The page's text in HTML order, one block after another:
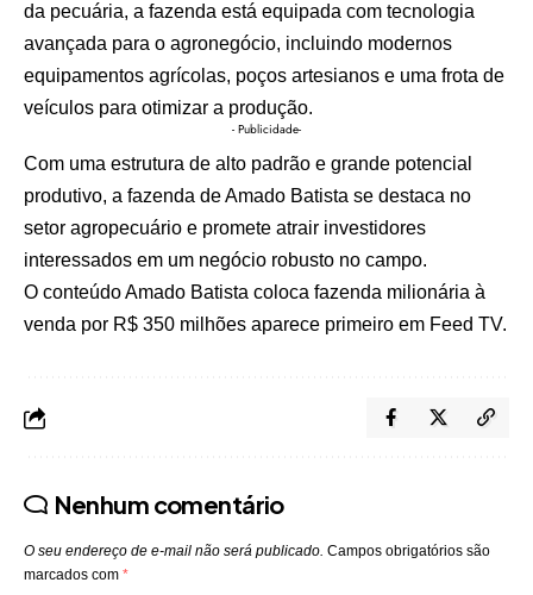
da pecuária, a fazenda está equipada com tecnologia
avançada para o agronegócio, incluindo modernos
equipamentos agrícolas, poços artesianos e uma frota de
veículos para otimizar a produção.
- Publicidade-
Com uma estrutura de alto padrão e grande potencial
produtivo, a fazenda de Amado Batista se destaca no
setor agropecuário e promete atrair investidores
interessados em um negócio robusto no campo.
O conteúdoAmado Batista coloca fazenda milionária à
venda por R$ 350 milhões aparece primeiro em Feed TV.
Nenhum comentário
O seu endereço de e-mail não será publicado. Campos obrigatórios são
marcados com *